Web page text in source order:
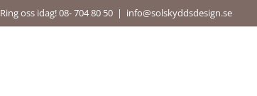
Ring oss idag! 08- 704 80 50 | info@solskyddsdesign.se